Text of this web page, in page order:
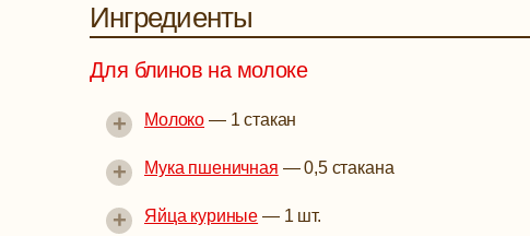
Ингредиенты
Для блинов на молоке
Молоко — 1 стакан
+
Мука пшеничная —0,5 стакана
+
Яйца куриные — 1 шт.
+